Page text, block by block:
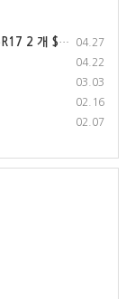
04.27
2 개 $280
04.22
03.03
02.16
02.07